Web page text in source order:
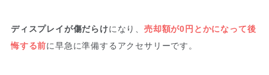
ディスプレイが傷だらけになり、 売却額が0円とかになって後
悔する前に早急に準備するアクセサリーです。